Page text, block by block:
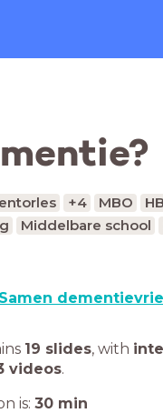
+4 MBO
Middelbare school
19 slides, with
videos.
is: 30 min